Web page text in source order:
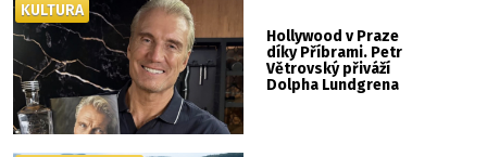
Hollywood v Praze
díky Příbrami. Petr
Větrovský přiváží
Dolpha Lundgrena
KULTURA